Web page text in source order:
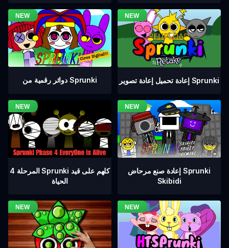
دوائر رقمية من Sprunki إعادة تحميل إعادة تصوير Sprunki
المرحلة 4 Sprunki كلهم على قيد
الحياة
إعادة صنع مرحاض Sprunki
Skibidi